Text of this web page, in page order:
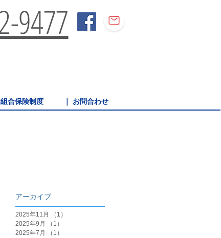
9477
合保険制度 ｜ お問合わせ
アーカイブ
2025年11月 （1）
2025年9月
（1）
2025年7月
（1）